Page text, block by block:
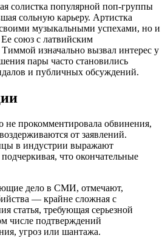
солистка популярной поп-группы
сольную карьеру. Артистка
своими музыкальными успехами, но и
союз с латвийским
изначально вызвал интерес у
пары часто становились
и публичных обсуждений.
не прокомментировала обвинения,
от заявлений.
в индустрии выражают
что окончательные
дело в СМИ, отмечают,
— крайне сложная с
статья, требующая серьезной
числе подтверждений
угроз или шантажа.